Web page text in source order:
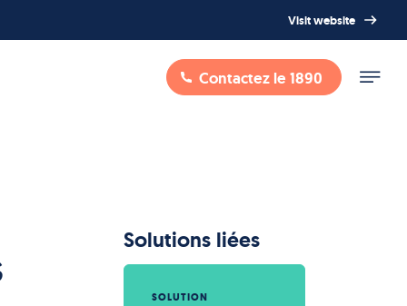
Visit website
Contactez le 1890
Solutions liées
SOLUTION